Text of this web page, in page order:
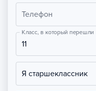
Телефон
Класс, в который перешли
11
Я старшеклассник